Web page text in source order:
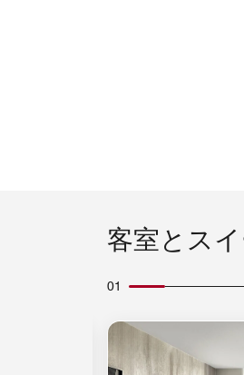
客室とス
01
アイコンの拡大